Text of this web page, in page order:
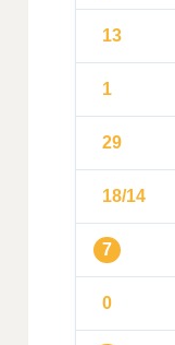
13
1
29
18/14
7
0